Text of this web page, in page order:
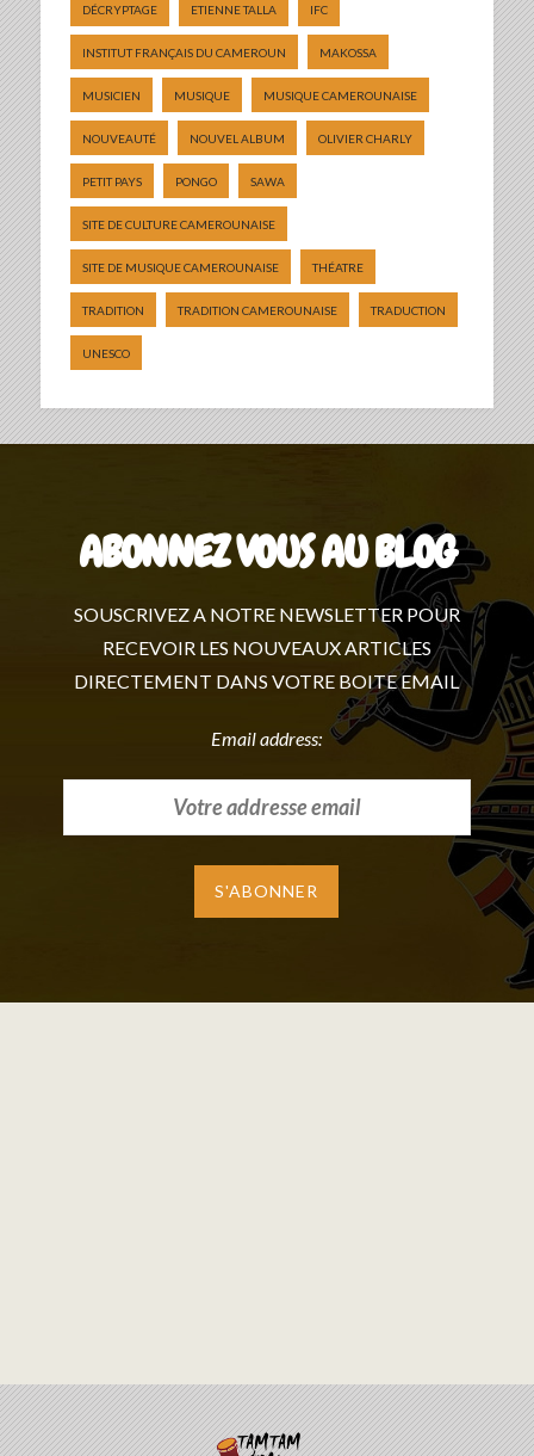
DÉCRYPTAGE ETIENNE TALLA IFC
INSTITUT FRANÇAIS DU CAMEROUN MAKOSSA
MUSICIEN MUSIQUE MUSIQUE CAMEROUNAISE
NOUVEAUTÉ NOUVEL ALBUM OLIVIER CHARLY
PETIT PAYS PONGO SAWA
SITE DE CULTURE CAMEROUNAISE
SITE DE MUSIQUE CAMEROUNAISE THÉATRE
TRADITION TRADITION CAMEROUNAISE TRADUCTION
UNESCO
ABONNEZ VOUS AU BLOG
SOUSCRIVEZ A NOTRE NEWSLETTER POUR
RECEVOIR LES NOUVEAUX ARTICLES
DIRECTEMENT DANS VOTRE BOITE EMAIL
Email address: